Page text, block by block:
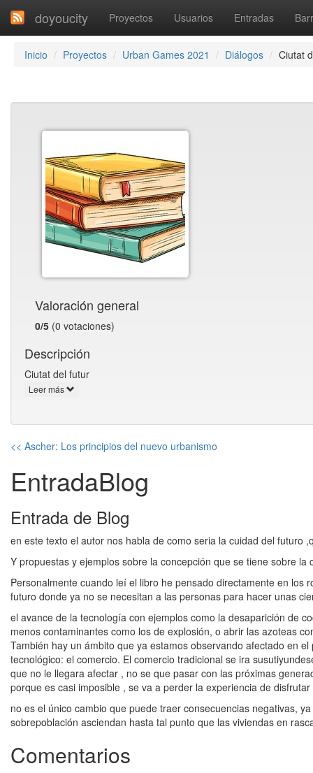
doyoucity Proyectos Usuarios Entradas
Inicio Proyectos Urban Games 2021 Diálogos Ciutat
Valoración general
0/5 (0 votaciones)
Descripción
Ciutat del futur
Leer más
<< Ascher: Los principios del nuevo urbanismo
EntradaBlog
Entrada de Blog
en este texto el autor nos habla de como seria la cuidad del futuro
Y propuestas y ejemplos sobre la concepción que se tiene sobre
Personalmente cuando leí el libro he pensado directamente en
futuro donde ya no se necesitan a las personas para hacer unas
el avance de la tecnología con ejemplos como la desaparición de
menos contaminantes como los de explosión, o abrir las azoteas
También hay un ámbito que ya estamos observando afectado en
tecnológico: el comercio. El comercio tradicional se ira
que no le llegara afectar , no se que pasar con las próximas
porque es casi imposible , se va a perder la experiencia de
no es el único cambio que puede traer consecuencias negativas,
sobrepoblación asciendan hasta tal punto que las viviendas en
Comentarios